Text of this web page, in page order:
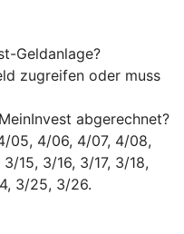
Geldanlage?
zugreifen oder muss
abgerechnet?
05, 4/06, 4/07, 4/08,
15, 3/16, 3/17, 3/18,
3/25, 3/26.